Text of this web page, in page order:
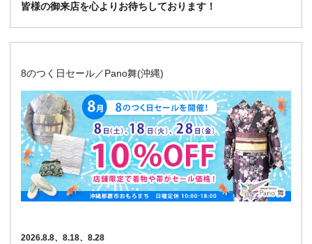
皆様の御来店を心よりお待ちしております！
8のつく日セール／Pano舞(沖縄)
2026.8.8、8.18、8.28